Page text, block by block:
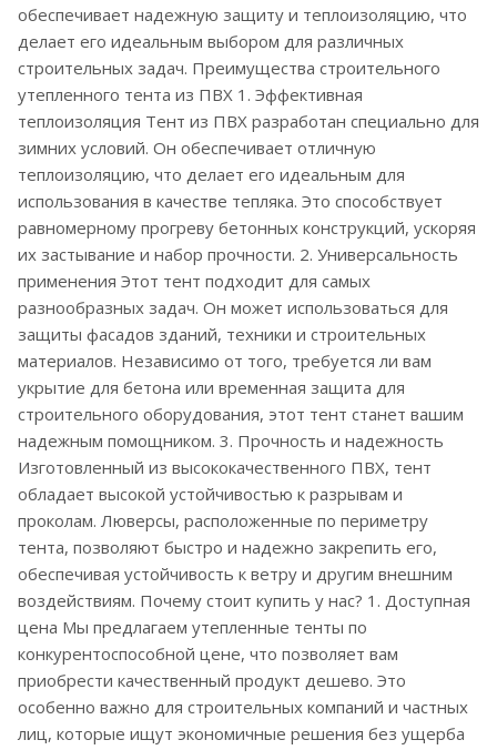
обеспечивает надежную защиту и теплоизоляцию, что
делает его идеальным выбором для различных
строительных задач. Преимущества строительного
утепленного тента из ПВХ 1. Эффективная
теплоизоляция Тент из ПВХ разработан специально для
зимних условий. Он обеспечивает отличную
теплоизоляцию, что делает его идеальным для
использования в качестве тепляка. Это способствует
равномерному прогреву бетонных конструкций, ускоряя
их застывание и набор прочности. 2. Универсальность
применения Этот тент подходит для самых
разнообразных задач. Он может использоваться для
защиты фасадов зданий, техники и строительных
материалов. Независимо от того, требуется ли вам
укрытие для бетона или временная защита для
строительного оборудования, этот тент станет вашим
надежным помощником. 3. Прочность и надежность
Изготовленный из высококачественного ПВХ, тент
обладает высокой устойчивостью к разрывам и
проколам. Люверсы, расположенные по периметру
тента, позволяют быстро и надежно закрепить его,
обеспечивая устойчивость к ветру и другим внешним
воздействиям. Почему стоит купить у нас? 1. Доступная
цена Мы предлагаем утепленные тенты по
конкурентоспособной цене, что позволяет вам
приобрести качественный продукт дешево. Это
особенно важно для строительных компаний и частных
лиц, которые ищут экономичные решения без ущерба